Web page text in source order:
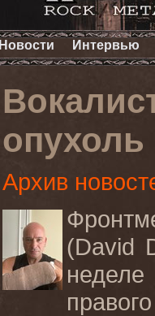
Новости Интервью
опухоль
Архив
(David
неделе